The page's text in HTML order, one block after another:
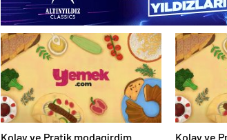
Kolay ve Pratik modagirdim Kolay ve